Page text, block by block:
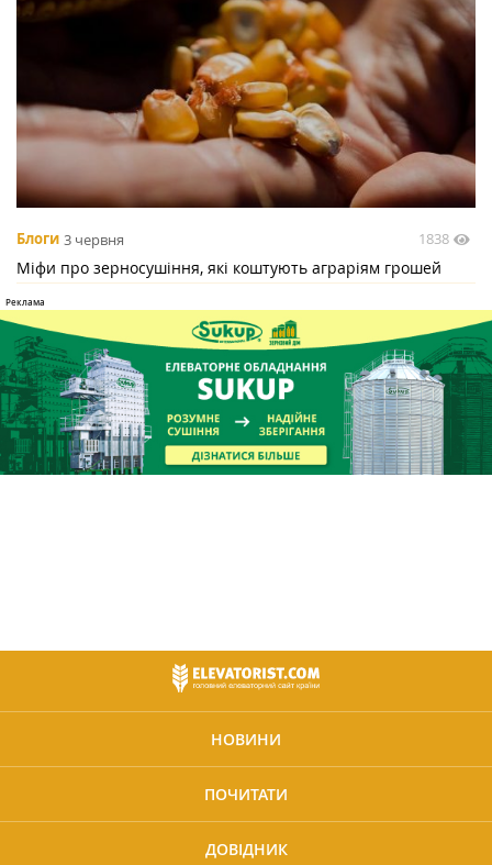
Блоги 3 червня 1838
Міфи про зерносушіння, які коштують аграріям грошей
НОВИНИ
ПОЧИТАТИ
ДОВІДНИК